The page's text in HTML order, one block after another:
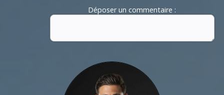
Déposer un commentaire :
Mail :